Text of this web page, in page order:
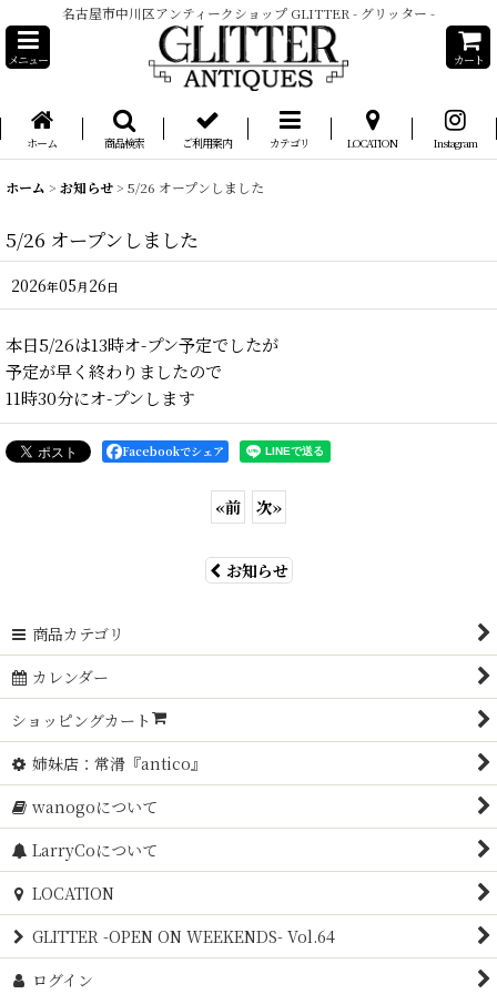
名古屋市中川区アンティークショップ GLITTER - グリッター -
メニュー カート
ホーム 商品検索 ご利用案内 カテゴリ LOCATION Instagram
ホーム > お知らせ> 5/26 オープンしました
5/26 オープンしました
2026年05 月 26 日
本日5/26は13時オ-プン予定でしたが
予定が早く終わりましたので
11時30分にオ-プンします
Facebookでシェア
«前 次»
お知らせ
商品カテゴリ
カレンダー
ショッピングカート
姉妹店：常滑『antico』
wanogoについて
LarryCoについて
LOCATION
GLITTER -OPEN ON WEEKENDS- Vol.64
ログイン